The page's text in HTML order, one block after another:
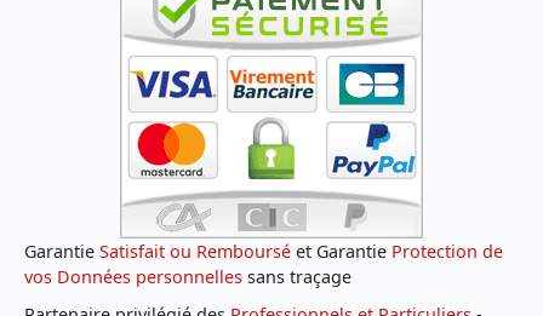
Garantie Satisfait ou Remboursé et Garantie Protection de
vos Données personnelles sans traçage